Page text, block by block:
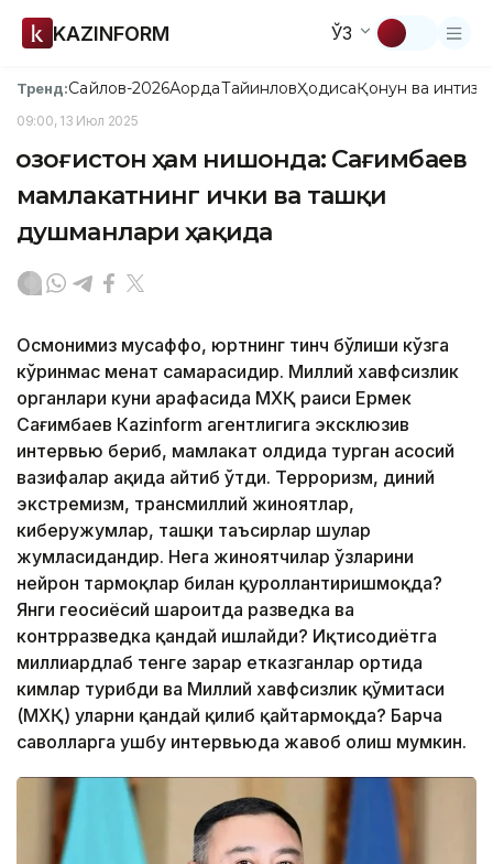
KAZINFORM ЎЗ
Тренд:Сайлов-2026АқордаТайинловҲодисаҚонун ва
09:00, 13 Июл 2025
Қозоғистон ҳам нишонда: Сағимбаев
мамлакатнинг ички ва ташқи
душманлари ҳақида
Осмонимиз мусаффо, юртнинг тинч бўлиши кўзга
кўринмас меҳнат самарасидир. Миллий хавфсизлик
органлари куни арафасида МХҚ раиси Ермек
Сағимбаев Кazinform агентлигига эксклюзив
интервью бериб, мамлакат олдида турган асосий
вазифалар ҳақида айтиб ўтди. Терроризм, диний
экстремизм, трансмиллий жиноятлар,
киберҳужумлар, ташқи таъсирлар шулар
жумласидандир. Нега жиноятчилар ўзларини
нейрон тармоқлар билан қуроллантиришмоқда?
Янги геосиёсий шароитда разведка ва
контрразведка қандай ишлайди? Иқтисодиётга
миллиардлаб тенге зарар етказганлар ортида
кимлар турибди ва Миллий хавфсизлик қўмитаси
(МХҚ) уларни қандай қилиб қайтармоқда? Барча
саволларга ушбу интервьюда жавоб олиш мумкин.